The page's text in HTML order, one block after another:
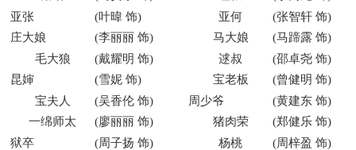
亚张
(叶暐 饰) 亚何 (张智轩饰)
庄大娘
(李丽丽 饰) 马大娘 (马蹄露 饰)
毛大狼
(戴耀明 饰) 逑叔 (邵卓尧饰)
昆婶
(雪妮 饰) 宝老板 (曾健明 饰)
宝夫人
(吴香伦饰) 周少爷
(黄建东 饰)
一绵师太
(廖丽丽饰) 猪肉荣 (郑健乐饰)
狱卒
(周子扬 饰) 杨桃 (周梓盈 饰)